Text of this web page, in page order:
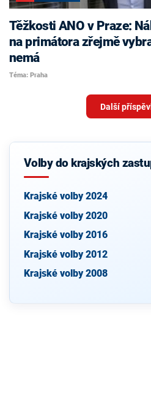
Těžkosti ANO v Praze:
na primátora zřejmě
nemá
Téma: Praha
Další
Volby do krajských
Krajské volby 2024
Krajské volby 2020
Krajské volby 2016
Krajské volby 2012
Krajské volby 2008